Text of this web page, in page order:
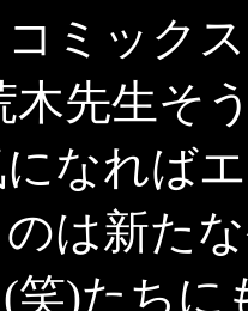
ミック
木先生そ
なれば
は新た
笑)たちに